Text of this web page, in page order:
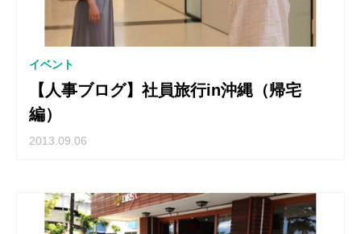
イベント
【人事ブログ】社員旅行in沖縄（帰宅
編）
2013.09.06